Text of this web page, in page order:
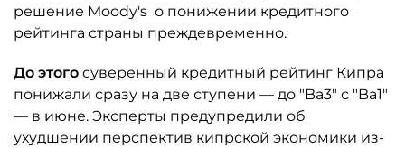
решение Moody's о понижении кредитного
рейтинга страны преждевременно.
До этого суверенный кредитный рейтинг Кипра
понижали сразу на две ступени — до "Ba3" с "Ba1"
— в июне. Эксперты предупредили об
ухудшении перспектив кипрской экономики из-